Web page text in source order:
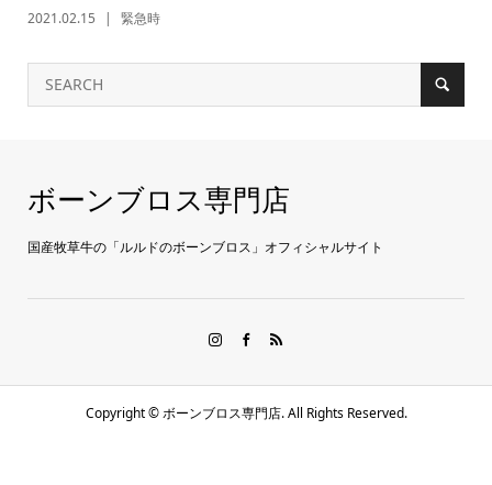
2021.02.15 緊急時
ボーンブロス専門店
国産牧草牛の「ルルドのボーンブロス」オフィシャルサイト
Copyright ©ボーンブロス専門店. All Rights Reserved.